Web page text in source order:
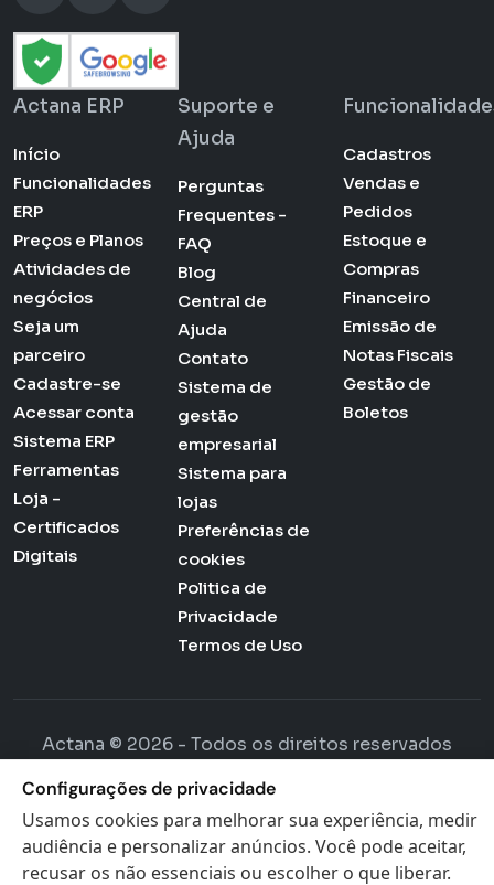
Actana ERP
Início
Funcionalidades
ERP
Preços e Planos
Atividades de
negócios
Seja um
parceiro
Cadastre-se
Acessar conta
Sistema ERP
Ferramentas
Loja -
Certificados
Digitais
Suporte e
Ajuda
Perguntas
Frequentes -
FAQ
Blog
Central de
Ajuda
Contato
Sistema de
gestão
empresarial
Sistema para
lojas
Preferências de
cookies
Politica de
Privacidade
Termos de Uso
Cadastros
Vendas e
Pedidos
Estoque e
Compras
Financeiro
Emissão de
Notas Fiscais
Gestão de
Boletos
Actana © 2026 - Todos os direitos reservados
Configurações de privacidade
Usamos cookies para melhorar sua experiência, medir
audiência e personalizar anúncios. Você pode aceitar,
recusar os não essenciais ou escolher o que liberar.